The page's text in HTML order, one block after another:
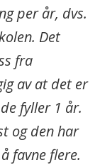
per år, dvs.
Det
fra
av at det er
fyller 1 år.
og den har
favne flere.